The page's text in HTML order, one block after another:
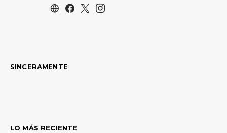
SINCERAMENTE
LO MÁS RECIENTE